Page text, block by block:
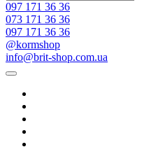
097 171 36 36
073 171 36 36
097 171 36 36
@kormshop
info@brit-shop.com.ua